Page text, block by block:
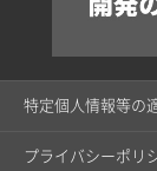
特定個人情報等の
プライバシーポリ